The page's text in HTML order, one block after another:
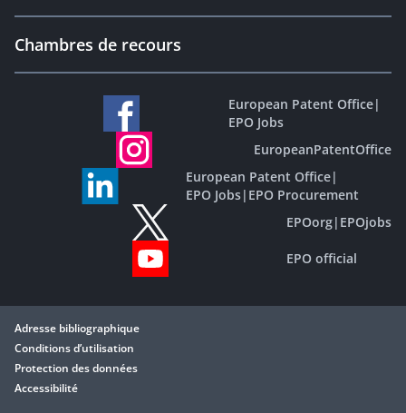
Chambres de recours
European Patent Office|
EPO Jobs
EuropeanPatentOffice
European Patent Office|
EPO Jobs| EPO Procurement
EPOorg| EPOjobs
EPO official
Adresse bibliographique
Conditions d’utilisation
Protection des données
Accessibilité